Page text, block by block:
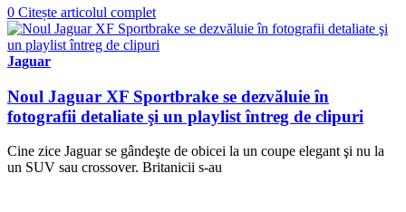
0 Citește articolul complet
Jaguar
Noul Jaguar XF Sportbrake se dezvăluie în
fotografii detaliate şi un playlist întreg de clipuri
Cine zice Jaguar se gândeşte de obicei la un coupe elegant şi nu la
un SUV sau crossover. Britanicii s-au